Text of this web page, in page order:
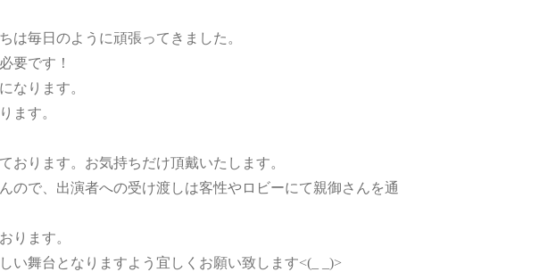
は毎日のように頑張ってきました。
要です！
なります。
ます。
おります。お気持ちだけ頂戴いたします。
ので、出演者への受け渡しは客性やロビーにて親御さんを通
ります。
い舞台となりますよう宜しくお願い致します<(_ _)>